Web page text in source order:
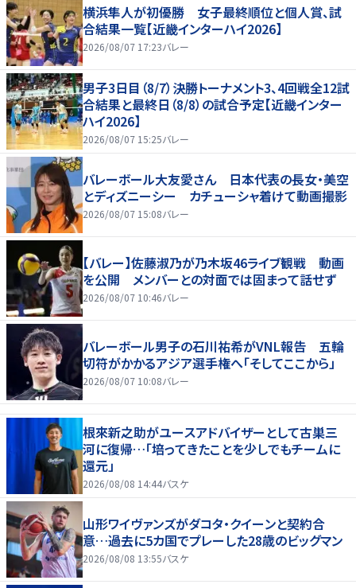
横浜隼人が初優勝 女子最終順位と個人賞、試
合結果一覧【近畿インターハイ2026】
2026/08/07 17:23バレー
男子3日目（8/7）決勝トーナメント3、4回戦全12試
合結果と最終日（8/8）の試合予定【近畿インター
ハイ2026】
2026/08/07 15:25バレー
バレーボール大友愛さん 日本代表の長女・美空
とディズニーシー カチューシャ着けて動画撮影
2026/08/07 15:08バレー
【バレー】佐藤淑乃が乃木坂46ライブ観戦 動画
を公開 メンバーとの対面では固まって話せず
2026/08/07 10:46バレー
バレーボール男子の石川祐希がVNL報告 五輪
切符がかかるアジア選手権へ「そしてここから」
2026/08/07 10:08バレー
根來新之助がユースアドバイザーとして古巣三
河に復帰…「培ってきたことを少しでもチームに
還元」
2026/08/08 14:44バスケ
山形ワイヴァンズがダコタ・クイーンと契約合
意…過去に5カ国でプレーした28歳のビッグマン
2026/08/08 13:55バスケ